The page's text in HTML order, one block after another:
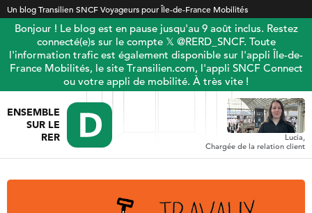
Un blog Transilien SNCF Voyageurs pour Île-de-France Mobilités
Bonjour ! Le blog est en pause jusqu'au 9 août inclus. Restez
connecté(e)s sur le compte 𝕏 @RERD_SNCF. Toute
l'information trafic est également disponible sur l'appli Île-de-
France Mobilités, le site Transilien.com, l'appli SNCF Connect
ou votre appli de mobilité. À très vite !
ENSEMBLE
SUR LE
RER
Lucia,
Chargée de la relation client